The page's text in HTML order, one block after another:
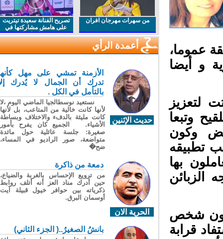
عموما،
و أيضا
لتعزيز
وتبعا
وكون
تطبيقه
بها
قد تلقى أكثر من 21 مليون شخص
قرابة
من سهرات مهرجان افران
تصريح الفنانة سعيدة تيتريت
على هامش مشاركتها في
مهرجان افران
أعمدة الرأي
حديث الإثنين
الأزمنة تمشي على مهل كأنها
تدرك أن الجمال لا يُدرك إلا
بالتأمل في الكل .
نستعيد نوسطالجيا الماضي اليوم ،لا
لأنها كانت خالية من المتاعب، بل لأنها
كانت مليئة بالدفء والاختلاف وبساطة
الأشياء. الجميع كان يفرح بأمور
صغيرة: جلسة عائلية حول مائدة
متواضعة، صور الراديو في المساء،
ضح�
الحرية الان
دمعة من ذاكرة
من ترويع الإحساس بالغربة والضياع،
حين أدرك مناد العز أنه أتلف روابط
ذكرياته بين حوافر خيول قبيلة آيت
أوسمان البرق.
بانشُ الصغيرُ..( الجزء الثاني)